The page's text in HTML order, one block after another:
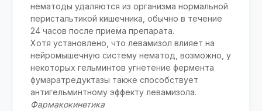
нематоды удаляются из организма нормальной
перистальтикой кишечника, обычно в течение
24 часов после приема препарата.
Хотя установлено, что левамизол влияет на
нейромышечную систему нематод, возможно, у
некоторых гельминтов угнетение фермента
фумаратредуктазы также способствует
антигельминтному эффекту левамизола.
Фармакокинетика